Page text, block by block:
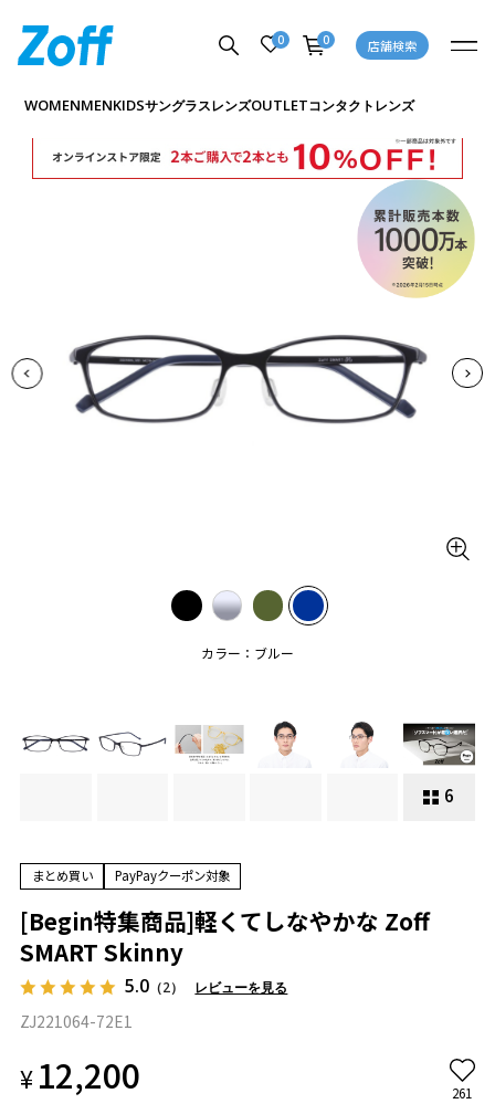
0 0 店舗検索
WOMENMENKIDSサングラスレンズOUTLETコンタクトレンズ
カラー：ブルー
6
商品詳細ページへ
まとめ買い PayPayクーポン対象
[Begin特集商品]軽くてしなやかな Zoff
SMART Skinny
5.0 （2） レビューを見る
ZJ221064-72E1
¥12,200
261